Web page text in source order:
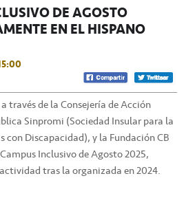
DE AGOSTO
EN EL HISPANO
través de la Consejería de Acción
Sinpromi (Sociedad Insular para la
con Discapacidad), y la Fundación CB
Inclusivo de Agosto 2025,
tras la organizada en 2024.